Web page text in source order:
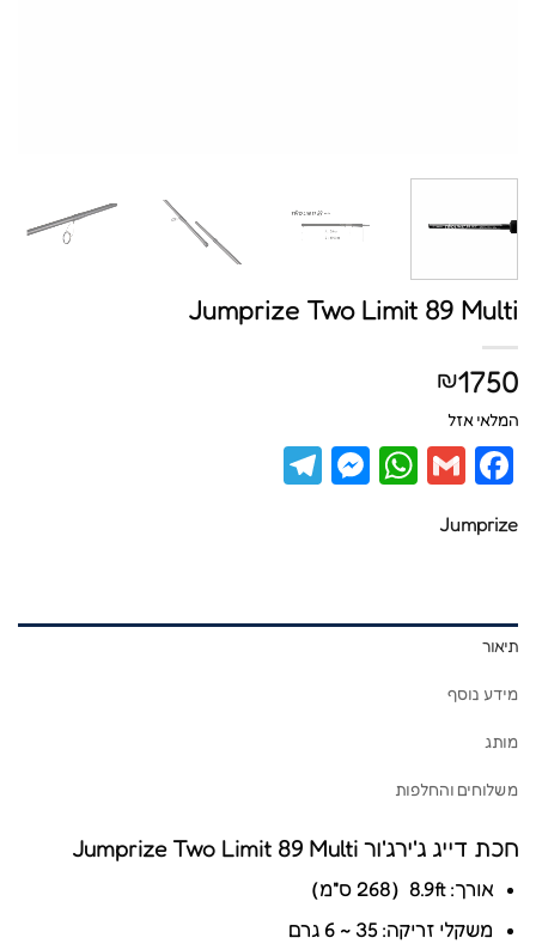
Jumprize Two Limit 89 Multi
₪1750
המלאי אזל
Facebook
Gmail
WhatsApp
Messenger
Jumprize
תיאור
מידע נוסף
מותג
משלוחים והחלפות
חכת דייג ג'ירג'ור Jumprize Two Limit 89 Multi
אורך: 8.9ft（268 ס"מ）
משקלי זריקה: 35 ~ 6 גרם